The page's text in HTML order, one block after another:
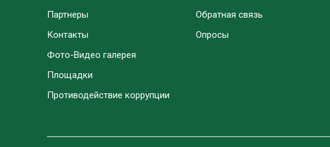
Партнеры
Контакты
Фото-Видео галерея
Площадки
Противодействие коррупции
Обратная связь
Опросы